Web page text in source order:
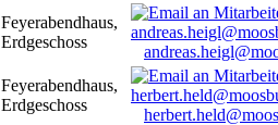
Feyerabendhaus,
Erdgeschoss
Feyerabendhaus,
Erdgeschoss